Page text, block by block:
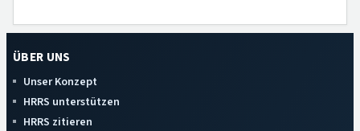
ÜBER UNS
Unser Konzept
HRRS unterstützen
HRRS zitieren